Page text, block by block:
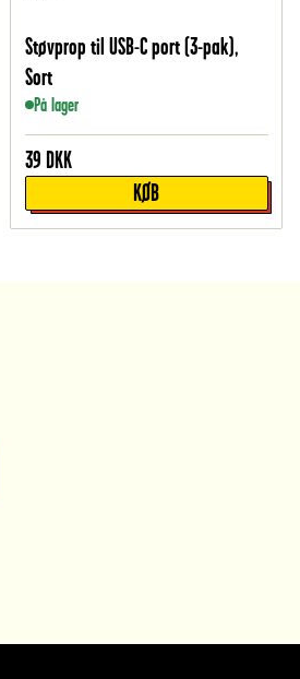
Støvprop til USB-C port (3-pak),
Sort
På lager
39 DKK
KØB